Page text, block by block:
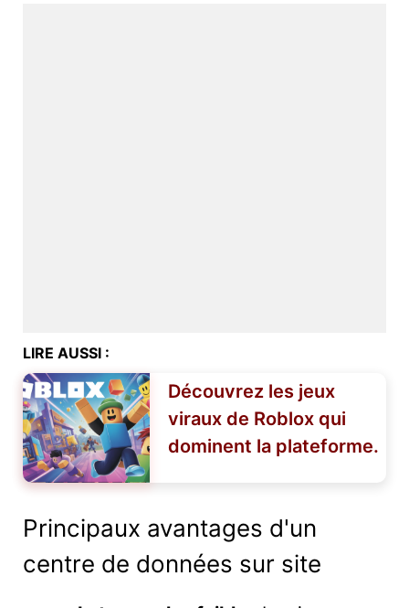
LIRE AUSSI :
Découvrez les jeux
viraux de Roblox qui
dominent la plateforme.
Principaux avantages d'un
centre de données sur site